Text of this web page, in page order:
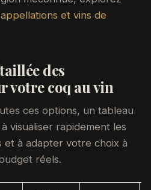
appellations et vins de
des
votre coq au vin
ces options, un tableau
visualiser rapidement les
et à adapter votre choix à
réels.